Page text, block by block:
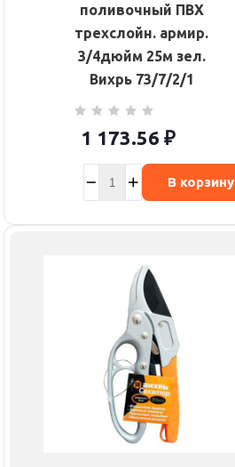
поливочный ПВХ
трехслойн. армир.
3/4дюйм 25м зел.
Вихрь 73/7/2/1
1 173.56 ₽
В корзину